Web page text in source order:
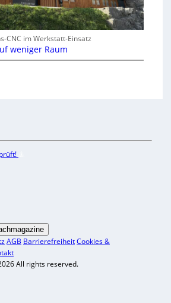
CNC im Werkstatt-Einsatz
weniger Raum
AGB BarrierefreiheitCookies &
All rights reserved.